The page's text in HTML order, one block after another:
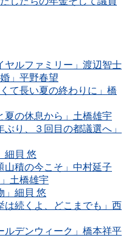
ヤルファミリー」渡辺智士
」平野春望
て長い夏の終わりに」橋
夏の休息から」土橋雄宇
り、３回目の都議選へ」
細貝 悠
山積の今こそ」中村延子
土橋雄宇
」細貝 悠
は続くよ、どこまでも」西
ルデンウィーク」橋本祥平